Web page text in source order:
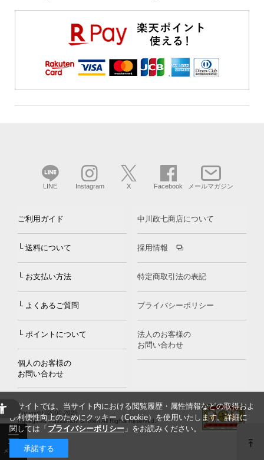
LINE Instagram X Facebook メールマガジン
ご利用ガイド
└ 送料について
└ お支払い方法
└ よくあるご質問
└ ポイントについて
個人のお客様の
お問い合わせ
中川政七商店について
採用情報
特定商取引法の表記
プライバシーポリシー
法人のお客様の
お問い合わせ
Copyright©2000-2026
Nakagawa Masashichi Shoten All Rights Reserved.
当サイトでは、当サイト内における閲覧履歴・属性情報などの取得およ
び利便性向上のためにクッキー（Cookie）を使用いたします。詳細に
関しては「 プライバシーポリシー」をお読みください。
承諾する